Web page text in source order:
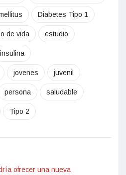
Diabetes Tipo 1
de vida estudio
insulina
jovenes juvenil
persona saludable
Tipo 2
ofrecer una nueva